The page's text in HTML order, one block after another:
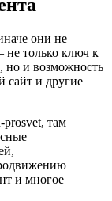
они не
не только ключ к
но и возможность
сайт и другие
там
и многое